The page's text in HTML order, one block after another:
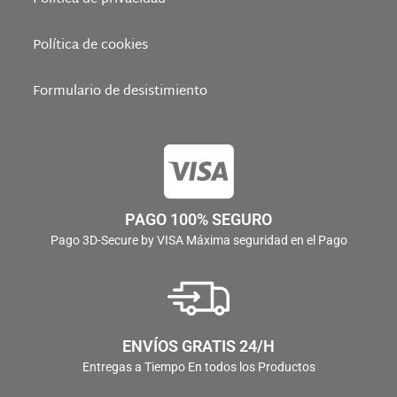
Política de cookies
Formulario de desistimiento
PAGO 100% SEGURO
Pago 3D-Secure by VISA Máxima seguridad en el Pago
ENVÍOS GRATIS 24/H
Entregas a Tiempo En todos los Productos